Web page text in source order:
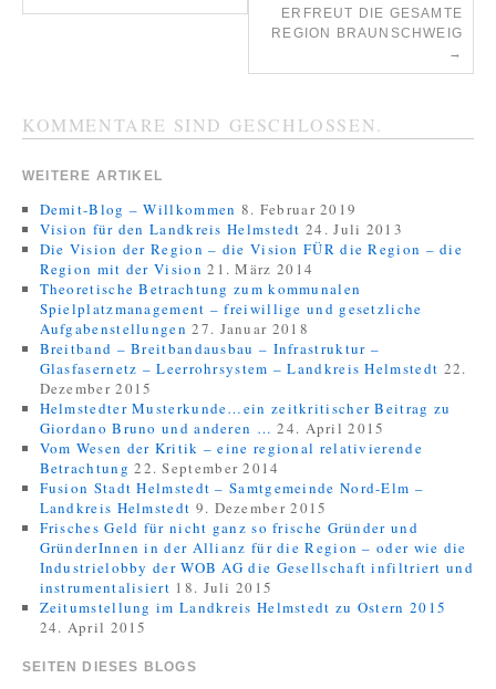
FREUT DIE GESAMTE RE
GION BRAUNSCHWEIG
→
KOMMENTARE SIND GESCHLOSSEN.
WEITERE ARTIKEL
Demit-Blog – Willkommen 8. Februar 2019
Vision für den Landkreis Helmstedt 24. Juli 2013
Die Vision der Region – die Vision FÜR die Region – die
Region mit der Vision 21. März 2014
Theoretische Betrachtung zum kommunalen
Spielplatzmanagement – freiwillige und gesetzliche
Aufgabenstellungen 27. Januar 2018
Breitband – Breitbandausbau – Infrastruktur –
Glasfasernetz – Leerrohrsystem – Landkreis Helmstedt 22.
Dezember 2015
Helmstedter Musterkunde…ein zeitkritischer Beitrag zu
Giordano Bruno und anderen … 24. April 2015
Vom Wesen der Kritik – eine regional relativierende
Betrachtung 22. September 2014
Fusion Stadt Helmstedt – Samtgemeinde Nord-Elm –
Landkreis Helmstedt 9. Dezember 2015
Frisches Geld für nicht ganz so frische Gründer und
GründerInnen in der Allianz für die Region – oder wie die
Industrielobby der WOB AG die Gesellschaft infiltriert und
instrumentalisiert 18. Juli 2015
Zeitumstellung im Landkreis Helmstedt zu Ostern 2015
24. April 2015
SEITEN DIESES BLOGS